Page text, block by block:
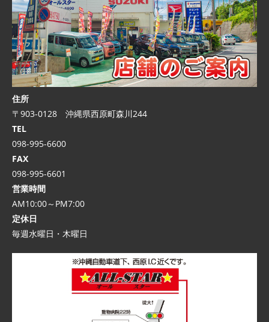
住所
〒903-0128 沖縄県西原町森川244
TEL
098-995-6600
FAX
098-995-6601
営業時間
AM10:00～PM7:00
定休日
毎週水曜日・木曜日